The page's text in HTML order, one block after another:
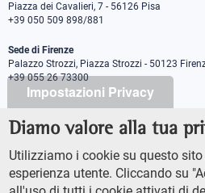
Impostazioni Privacy
Diamo valore alla tua
Utilizziamo i cookie su questo
esperienza utente. Cliccando su
Piazza dei Cavalieri, 7 - 56126 Pisa
+39 050 509 898/881
Sede di Firenze
Palazzo Strozzi, Piazza Strozzi - 50123
+39 055 26 73300
PEC protocollo@pec.sns.it
Codice Fiscale 8000 5050507
Ufficio comunicazione